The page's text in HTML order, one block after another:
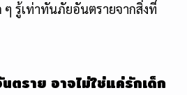
รู้เท่าทันภัยอันตรายจากสิ่งที่
ตราย อาจไม่ใช่แค่รักเด็ก